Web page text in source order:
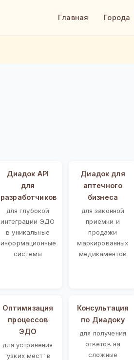
Главная Города
Диадок API
для
разработчиков
для глубокой
интеграции ЭДО
в уникальные
информационные
системы
Диадок для
аптечного
бизнеса
для законной
приемки и
продажи
маркированных
медикаментов
Оптимизация
процессов
ЭДО
для устранения
'узких мест' в
Консультация
по Диадоку
для получения
ответов на
сложные